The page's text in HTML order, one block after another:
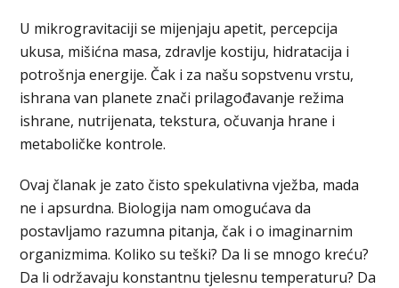
U mikrogravitaciji se mijenjaju apetit, percepcija
ukusa, mišićna masa, zdravlje kostiju, hidratacija i
potrošnja energije. Čak i za našu sopstvenu vrstu,
ishrana van planete znači prilagođavanje režima
ishrane, nutrijenata, tekstura, očuvanja hrane i
metaboličke kontrole.
Ovaj članak je zato čisto spekulativna vježba, mada
ne i apsurdna. Biologija nam omogućava da
postavljamo razumna pitanja, čak i o imaginarnim
organizmima. Koliko su teški? Da li se mnogo kreću?
Da li održavaju konstantnu tjelesnu temperaturu? Da